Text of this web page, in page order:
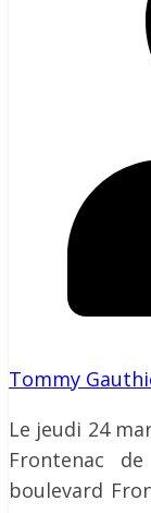
Tommy
Le jeudi 24
Frontenac
boulevard